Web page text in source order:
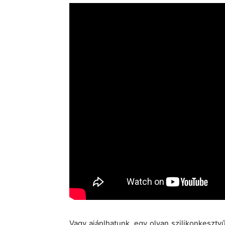
Vagy ajánlhatunk, egy olyan